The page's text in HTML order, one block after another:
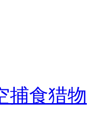
捕食猎物